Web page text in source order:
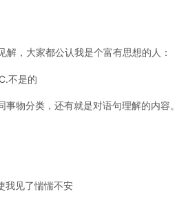
，大家都公认我是个富有思想的人：
不是的
物分类，还有就是对语句理解的内容。
我见了惴惴不安